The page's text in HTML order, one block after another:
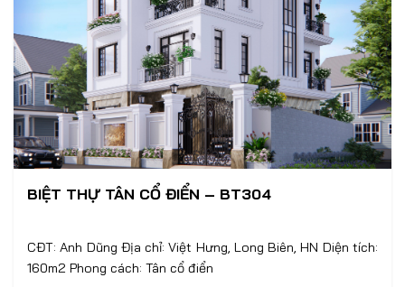
BIỆT THỰ TÂN CỔ ĐIỂN – BT304
CĐT: Anh Dũng Địa chỉ: Việt Hưng, Long Biên, HN Diện tích:
160m2 Phong cách: Tân cổ điển